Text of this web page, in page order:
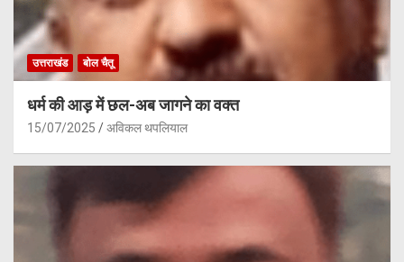
उत्तराखंड बोल चैतू
धर्म की आड़ में छल-अब जागने का वक्त
15/07/2025 अविकल थपलियाल